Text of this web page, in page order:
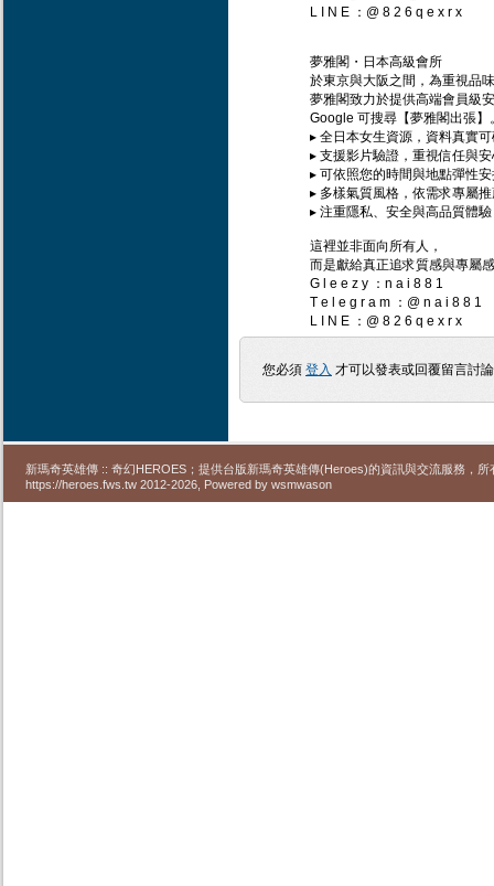
L I N E ：@ 8 2 6 q e x r x
夢雅閣・日本高級會所
於東京與大阪之間，為重視品
夢雅閣致力於提供高端會員級
Google 可搜尋【夢雅閣出張】
▸ 全日本女生資源，資料真實
▸ 支援影片驗證，重視信任與
▸ 可依照您的時間與地點彈性
▸ 多樣氣質風格，依需求專屬
▸ 注重隱私、安全與高品質體驗
這裡並非面向所有人，
而是獻給真正追求質感與專屬
G l e e z y ：n a i 8 8 1
T e l e g r a m ：@ n a i 8 8 1
L I N E ：@ 8 2 6 q e x r x
您必須 登入 才可以發表或回覆留言討
新瑪奇英雄傳 :: 奇幻HEROES；提供台版新瑪奇英雄傳(Heroes)的資訊與交流服務，
https://heroes.fws.tw 2012-2026, Powered by wsmwason